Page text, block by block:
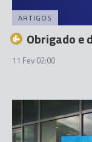
ARTIGOS
Obrigado e
11 Fev 02:00